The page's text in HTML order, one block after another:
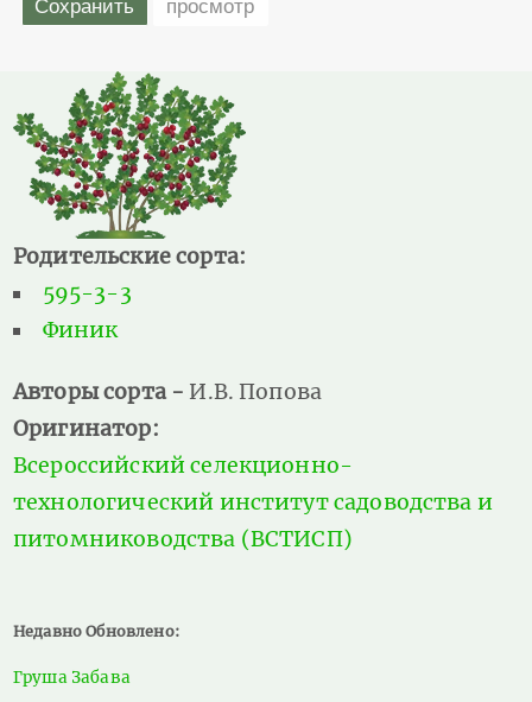
Родительские сорта:
595-3-3
Финик
Авторы сорта - И.В. Попова
Оригинатор:
Всероссийский селекционно-
технологический институт садоводства и
питомниководства (ВСТИСП)
Недавно Обновлено:
Груша Забава